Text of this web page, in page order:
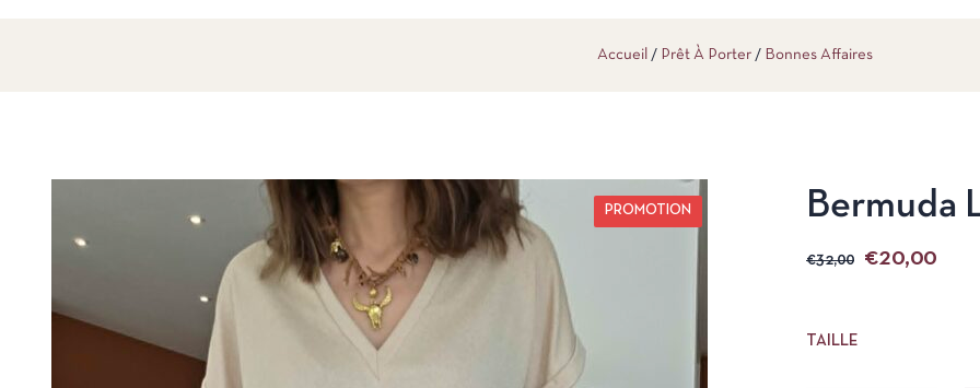
Accueil Prêt À Porter Bonnes Affaires
PROMOTION Bermuda
€32,00 €20,00
TAILLE